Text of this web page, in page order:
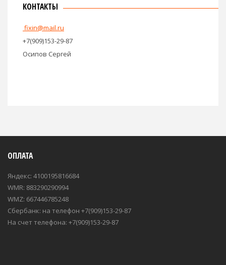
КОНТАКТЫ
fixin@mail.ru
+7(909)153-29-87
Осипов Сергей
ОПЛАТА
Яндекс: 4100195816684
WMR: 883290290994
WMZ: 667446785248
Сбербанк: на телефон +7(909)153-29-87
На счет телефона: +7(909)153-29-87